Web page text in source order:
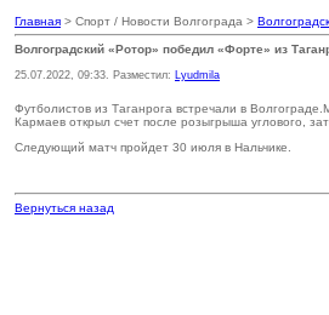
Главная > Спорт / Новости Волгограда >
Волгоградский «Ротор» победил «Форте» из
25.07.2022, 09:33. Разместил: Lyudmila
Футболистов из Таганрога встречали в
Кармаев открыл счет после розыгрыша углового,
Следующий матч пройдет 30 июля в Нальчике.
Вернуться назад